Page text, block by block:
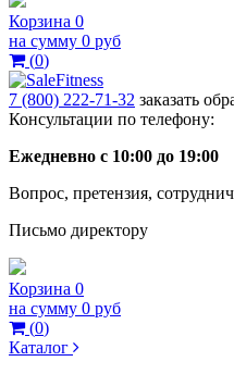
Корзина 0
на сумму 0 руб
(0)
7 (800) 222-71-32 заказать
Консультации по телефону:
Ежедневно с 10:00 до 19:00
Вопрос, претензия,
Письмо директору
Корзина 0
на сумму 0 руб
(0)
Каталог